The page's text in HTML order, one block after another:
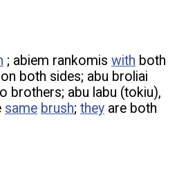
; abiem rankomis with both
both sides; abu broliai
brothers; abu labu (tokiu),
same brush; they are both